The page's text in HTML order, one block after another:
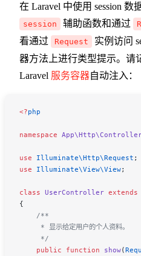
在 Laravel 中使用 session
session 辅助函数和通过
看通过
Request
实例访问
器方法上进行类型提示。请
Laravel 服务容器自动注入：
<?php
namespace
use Illuminate\Http\Request ;
use Illuminate\View\View;
class UserController extends
{
    /**
     * 显示给定用户的个人资料。
     */
    public
function show(